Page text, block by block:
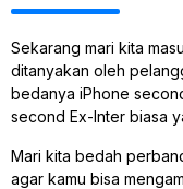
Sekarang mari kita
ditanyakan oleh
bedanya iPhone
second Ex-Inter biasa
Mari kita bedah
agar kamu bisa